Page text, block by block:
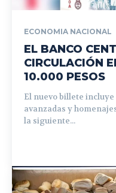
ECONOMIA NACIONAL
EL BANCO
CIRCULACIÓN
10.000 PESOS
El nuevo billete
avanzadas y
la siguiente...